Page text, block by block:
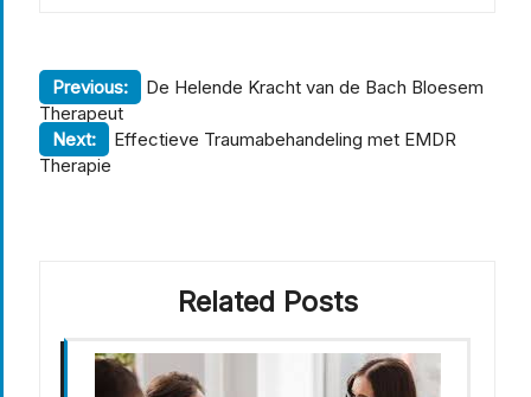
Berichtnavigatie
Previous:
De Helende Kracht van de Bach Bloesem
Therapeut
Next:
Effectieve Traumabehandeling met EMDR
Therapie
Related Posts